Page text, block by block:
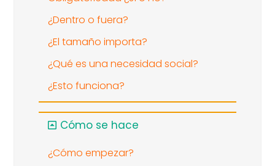
¿Dentro o fuera?
¿El tamaño importa?
¿Qué es una necesidad social?
¿Esto funciona?
Cómo se hace
¿Cómo empezar?